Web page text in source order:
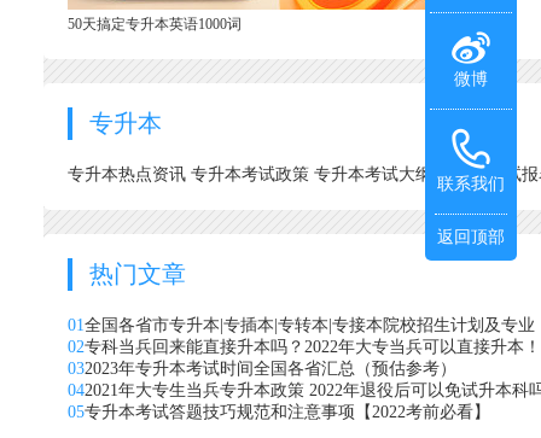
50天搞定专升本英语1000词
专升本
专升本热点资讯 专升本考试政策 专升本考试大纲 专升本考试
热门文章
01全国各省市专升本|专插本|专转本|专接本院校招生计划及专业
02专科当兵回来能直接升本吗？2022年大专当兵可以直接升本！
032023年专升本考试时间全国各省汇总（预估参考）
042021年大专生当兵专升本政策 2022年退役后可以免试升本科
05专升本考试答题技巧规范和注意事项【2022考前必看】
微博
联系我们
返回顶部